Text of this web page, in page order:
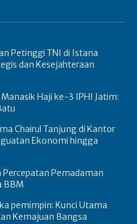
Petinggi TNI di Istana
dan Kesejahteraan
Haji ke-3 IPHI Jatim:
Chairul Tanjung di Kantor
Ekonomi hingga
Pemadaman
BBM
pemimpin: Kunci Utama
Kemajuan Bangsa